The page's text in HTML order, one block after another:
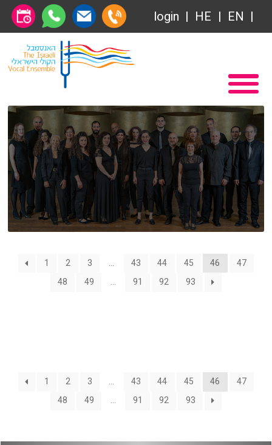
Общество друзей
Передачи
VOD
Связаться с нами
О нас
за голосом
Магия голоса
Виртуальный зал
Политика сайта
login HE EN
Главная
Вступление в Общество друзей Ансамбля
Общество друзей
Абонемент
Передачи
VOD
1 2 3 … 43 44 45 46
47
48
49 … 91 92 93
1 2 3 … 43 44 45 46
47
48
49 … 91 92 93